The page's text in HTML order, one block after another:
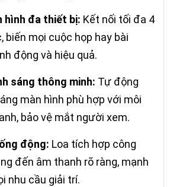
hình đa thiết bị: Kết nối tối đa 4
biến mọi cuộc họp hay bài
động và hiệu quả.
sáng thông minh: Tự động
màn hình phù hợp với môi
bảo vệ mắt người xem.
động: Loa tích hợp công
đến âm thanh rõ ràng, mạnh
nhu cầu giải trí.